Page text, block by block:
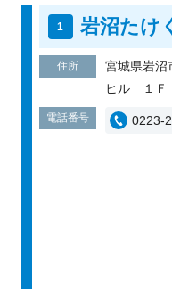
岩沼たけ
住所
宮城県岩沼
ヒル １Ｆ
電話番号 0223-